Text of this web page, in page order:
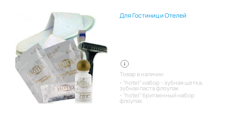
Для Гостиниц и Отелей
Товар в наличии:
"hotel" набор - зубная щетка,
зубная паста флоупак
"hotel" бритвенный набор
флоупак